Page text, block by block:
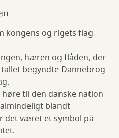
kongens og rigets flag
hæren og flåden, der
begyndte Dannebrog
til den danske nation
blandt
det været et symbol på